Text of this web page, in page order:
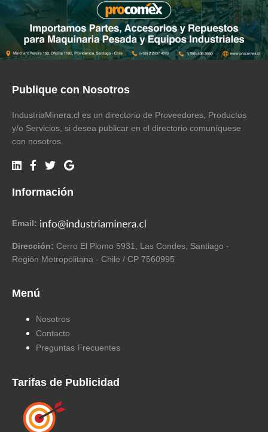
Publique con Nosotros
IndustriaMinera.cl es un directorio de Proveedores, Productos
y/o Servicios, si desea publicar en el directorio comuníquese
con nosotros.
Información
Email:
Dirección: Cerro El Plomo 5931, Las Condes, Santiago -
Región Metropolitana - Chile / CP 7560995
Menú
Nosotros
Contacto
Preguntas Frecuentes
Tarifas de Publicidad